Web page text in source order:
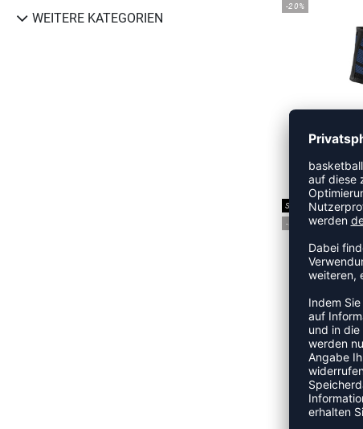
WEITERE KATEGORIEN
-20%
UVP
SALE
-50%